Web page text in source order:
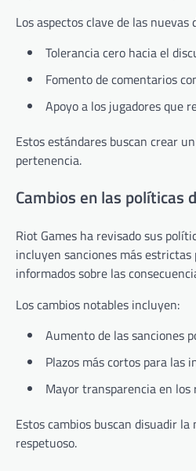
Los aspectos clave de las
Tolerancia cero hacia el
Fomento de comentarios
Apoyo a los jugadores que
Estos estándares buscan crear
pertenencia.
Cambios en las políticas
Riot Games ha revisado sus
incluyen sanciones más
informados sobre las
Los cambios notables incluyen:
Aumento de las sanciones
Plazos más cortos para las
Mayor transparencia en los
Estos cambios buscan disuadir
respetuoso.